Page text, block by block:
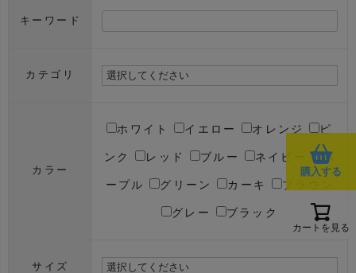
購入する
カートを見る
キーワード
カテゴリ
カラー
ホワイト イエロー オレンジ ピ
ンク レッド ブルー ネイビー パ
ープル グリーン カーキ ブラウン
グレー ブラック
サイズ